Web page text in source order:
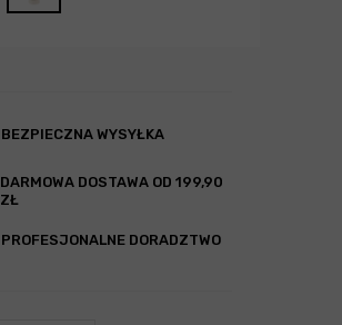
BEZPIECZNA WYSYŁKA
DARMOWA DOSTAWA OD 199,90
ZŁ
PROFESJONALNE DORADZTWO